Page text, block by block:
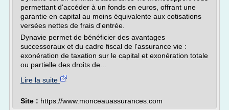
permettant d'accéder à un fonds en euros, offrant une
garantie en capital au moins équivalente aux cotisations
versées nettes de frais d'entrée.
Dynavie permet de bénéficier des avantages
successoraux et du cadre fiscal de l'assurance vie :
exonération de taxation sur le capital et exonération totale
ou partielle des droits de...
Lire la suite
Site : https://www.monceauassurances.com